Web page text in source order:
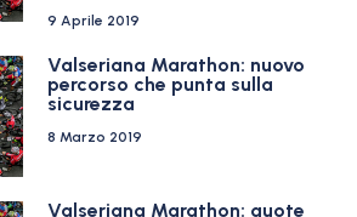
9 Aprile 2019
Valseriana Marathon: nuovo
percorso che punta sulla
sicurezza
8 Marzo 2019
Valseriana Marathon: quote